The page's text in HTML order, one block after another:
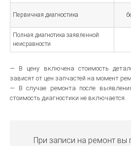
Первичная диагностика
Полная диагнотика заявленной
неисравности
— В цену включена стоимость
зависят от цен запчастей на момент
— В случае ремонта после
стоимость диагностики не включается.
При записи на ремонт вы